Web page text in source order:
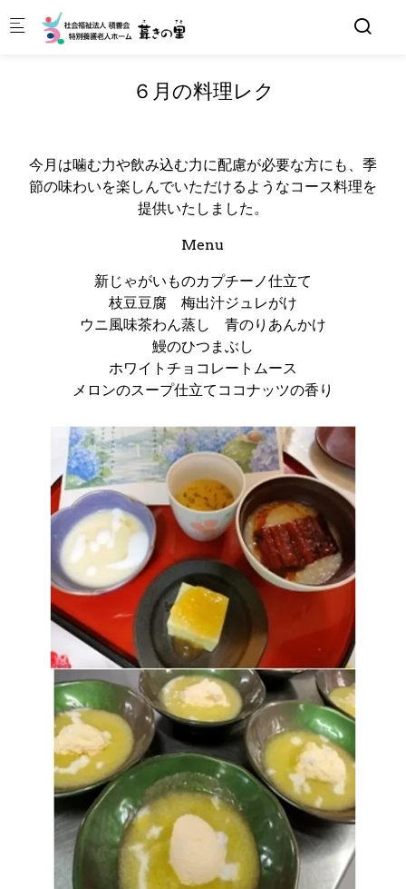
Skip to main content
６月の料理レク
今月は噛む力や飲み込む力に配慮が必要な方にも、季
節の味わいを楽しんでいただけるようなコース料理を
提供いたしました。
Menu
新じゃがいものカプチーノ仕立て
枝豆豆腐 梅出汁ジュレがけ
ウニ風味茶わん蒸し 青のりあんかけ
鰻のひつまぶし
ホワイトチョコレートムース
メロンのスープ仕立てココナッツの香り